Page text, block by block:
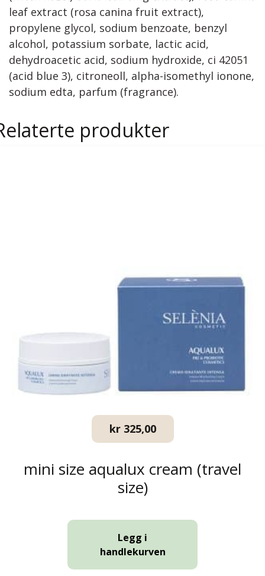
leaf extract (rosa canina fruit extract),
propylene glycol, sodium benzoate, benzyl
alcohol, potassium sorbate, lactic acid,
dehydroacetic acid, sodium hydroxide, ci 42051
(acid blue 3), citroneoll, alpha-isomethyl ionone,
sodium edta, parfum (fragrance).
produkter
kr325,00
mini size aqualux cream (travel
size)
Legg i
handlekurven